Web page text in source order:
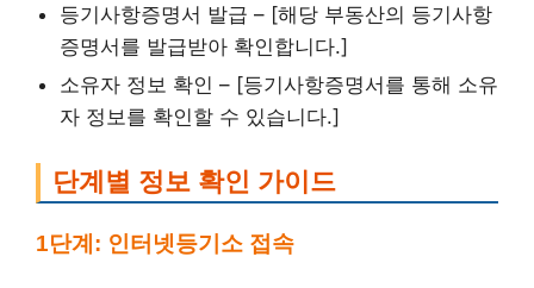
등기사항증명서 발급 – [해당 부동산의 등기사항
증명서를 발급받아 확인합니다.]
소유자 정보 확인 – [등기사항증명서를 통해 소유
자 정보를 확인할 수 있습니다.]
단계별 정보 확인 가이드
1단계: 인터넷등기소 접속